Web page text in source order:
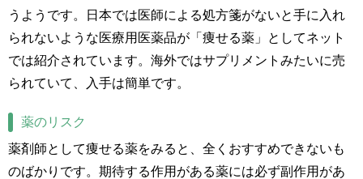
うようです。日本では医師による処方箋がないと手に入れ
られないような医療用医薬品が「痩せる薬」としてネット
では紹介されています。海外ではサプリメントみたいに売
られていて、入手は簡単です。
薬のリスク
薬剤師として痩せる薬をみると、全くおすすめできないも
のばかりです。期待する作用がある薬には必ず副作用があ